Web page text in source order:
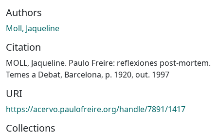
Authors
Moll, Jaqueline
Citation
MOLL, Jaqueline. Paulo Freire: reflexiones post-mortem.
Temes a Debat, Barcelona, p. 1920, out. 1997
URI
https://acervo.paulofreire.org/handle/7891/1417
Collections